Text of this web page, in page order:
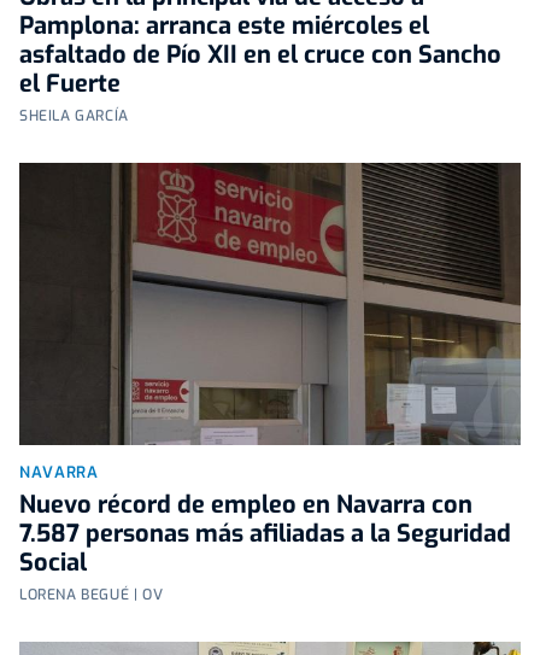
Pamplona: arranca este miércoles el
asfaltado de Pío XII en el cruce con Sancho
el Fuerte
SHEILA GARCÍA
NAVARRA
Nuevo récord de empleo en Navarra con
7.587 personas más afiliadas a la Seguridad
Social
LORENA BEGUÉ | OV